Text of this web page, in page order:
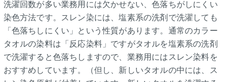
洗濯回数が多い業務用には欠かせない、色落ちがしにくい
染色方法です。スレン染には、塩素系の洗剤で洗濯しても
「色落ちしにくい」という性質があります。通常のカラー
タオルの染料は「反応染料」ですがタオルを塩素系の洗剤
で洗濯すると色落ちしますので、業務用にはスレン染料を
おすすめしています。（但し、新しいタオルの中には、ス